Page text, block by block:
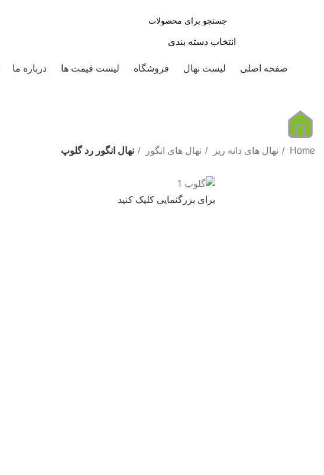
انتخاب دسته بندی
صفحه اصلی لیست نهال فروشگاه لیست قیمت ها درباره ما
Home نهال های دانه ریز نهال های انگور نهال انگور رد گلوپ
برای بزرگنمایی کلیک کنید